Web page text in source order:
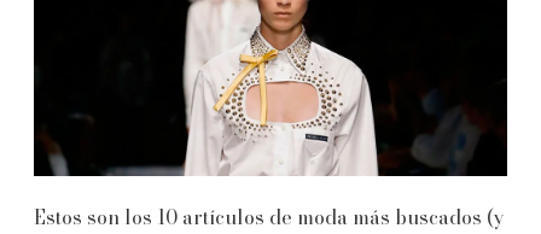
Estos son los 10 artículos de moda más buscados (y